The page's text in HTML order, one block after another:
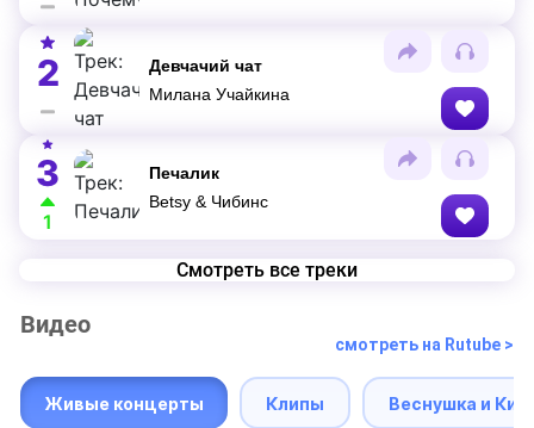
2
Девчачий чат
Милана Учайкина
3
1
Печалик
Betsy & Чибинс
Смотреть все треки
Видео
смотреть на Rutube >
Живые концерты Клипы Веснушка и